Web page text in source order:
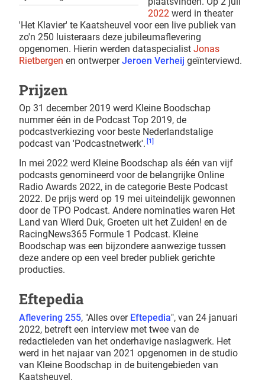
2022 werd in theater
'Het Klavier' te Kaatsheuvel voor een live publiek van
zo'n 250 luisteraars deze jubileumaflevering
opgenomen. Hierin werden dataspecialist Jonas
Rietbergen en ontwerperJeroen Verheij geïnterviewd.
Prijzen
Op 31 december 2019 werd Kleine Boodschap
nummer één in de Podcast Top 2019, de
podcastverkiezing voor beste Nederlandstalige
podcast van 'Podcastnetwerk'. [1]
In mei 2022 werd Kleine Boodschap als één van vijf
podcasts genomineerd voor de belangrijke Online
Radio Awards 2022, in de categorie Beste Podcast
2022. De prijs werd op 19 mei uiteindelijk gewonnen
door de TPO Podcast. Andere nominaties waren Het
Land van Wierd Duk, Groeten uit het Zuiden! en de
RacingNews365 Formule 1 Podcast. Kleine
Boodschap was een bijzondere aanwezige tussen
deze andere op een veel breder publiek gerichte
producties.
Eftepedia
Aflevering 255, "Alles over Eftepedia", van 24 januari
2022, betreft een interview met twee van de
redactieleden van het onderhavige naslagwerk. Het
werd in het najaar van 2021 opgenomen in de studio
van Kleine Boodschap in de buitengebieden van
Kaatsheuvel.